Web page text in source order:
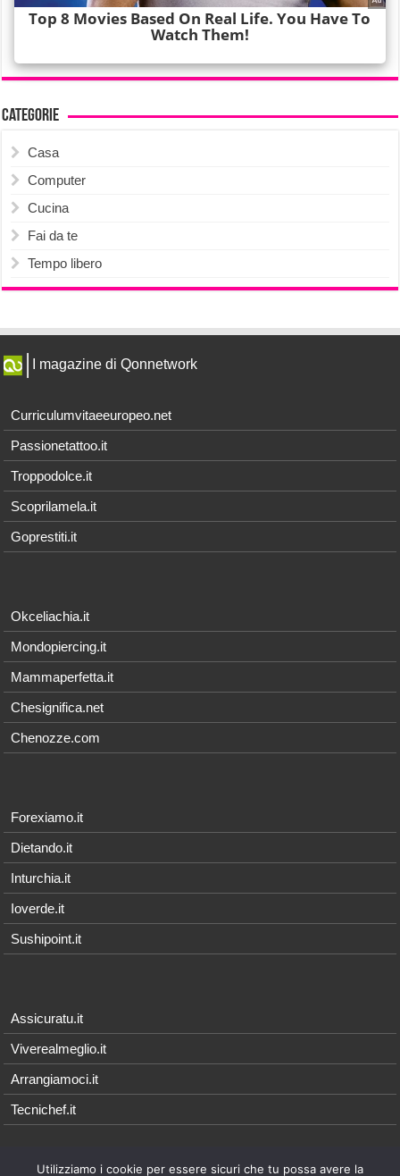
Categorie
Casa
Computer
Cucina
Fai da te
Tempo libero
I magazine di Qonnetwork
Curriculumvitaeeuropeo.net
Passionetattoo.it
Troppodolce.it
Scoprilamela.it
Goprestiti.it
Okceliachia.it
Mondopiercing.it
Mammaperfetta.it
Chesignifica.net
Chenozze.com
Forexiamo.it
Dietando.it
Inturchia.it
Ioverde.it
Sushipoint.it
Assicuratu.it
Viverealmeglio.it
Arrangiamoci.it
Tecnichef.it
Utilizziamo i cookie per essere sicuri che tu possa avere la